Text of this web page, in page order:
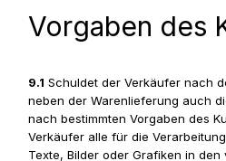
Vorgaben des
9.1 Schuldet der Verkäufer nach
neben der Warenlieferung auch
nach bestimmten Vorgaben des
Verkäufer alle für die
Texte, Bilder oder Grafiken in den